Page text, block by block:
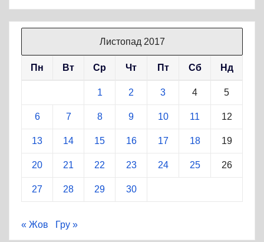
Листопад 2017
Пн Вт Ср Чт Пт Сб Нд
1 2 3 4 5
6 7 8 9 10 11 12
13 14 15 16 17 18 19
20 21 22 23 24 25 26
27 28 29 30
« Жов Гру »